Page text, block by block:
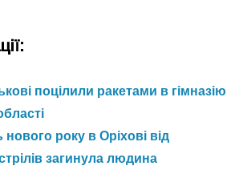
поцілили ракетами в гімназію
року в Оріхові від
загинула людина